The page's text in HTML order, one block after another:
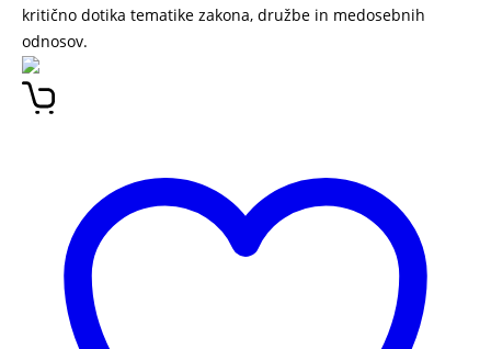
kritično dotika tematike zakona, družbe in medosebnih
odnosov.